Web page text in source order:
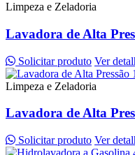
Limpeza e Zeladoria
Lavadora de Alta
Solicitar produto Ver
Limpeza e Zeladoria
Lavadora de Alta
Solicitar produto Ver